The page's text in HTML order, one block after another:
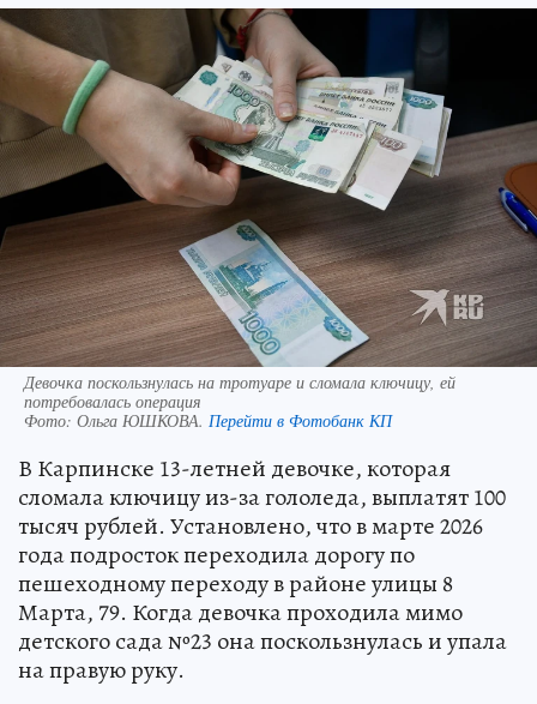
Девочка поскользнулась на тротуаре и сломала ключицу, ей
потребовалась операция
Фото: Ольга ЮШКОВА. Перейти в Фотобанк КП
В Карпинске 13-летней девочке, которая
сломала ключицу из-за гололеда, выплатят 100
тысяч рублей. Установлено, что в марте 2026
года подросток переходила дорогу по
пешеходному переходу в районе улицы 8
Марта, 79. Когда девочка проходила мимо
детского сада №23 она поскользнулась и упала
на правую руку.